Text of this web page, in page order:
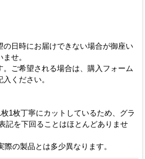
日時にお届けできない場合が御座い
せ。
ご希望される場合は、購入フォーム
ください。
1枚丁寧にカットしているため、グラ
記を下回ることはほとんどありませ
の製品とは多少異なります。